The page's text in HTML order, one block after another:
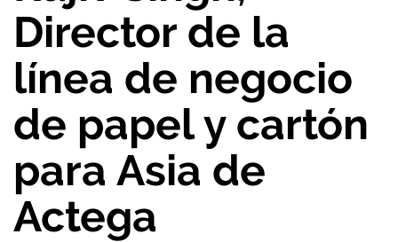
Director de la
línea de negocio
de papel y cartón
para Asia de
Actega